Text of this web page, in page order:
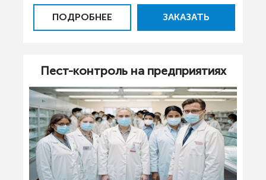
ПОДРОБНЕЕ ЗАКАЗАТЬ
Пест-контроль на предприятиях